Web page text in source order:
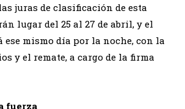
juras de clasificación de esta
lugar del 25 al 27 de abril, y el
mismo día por la noche, con la
y el remate, a cargo de la firma
fuerza